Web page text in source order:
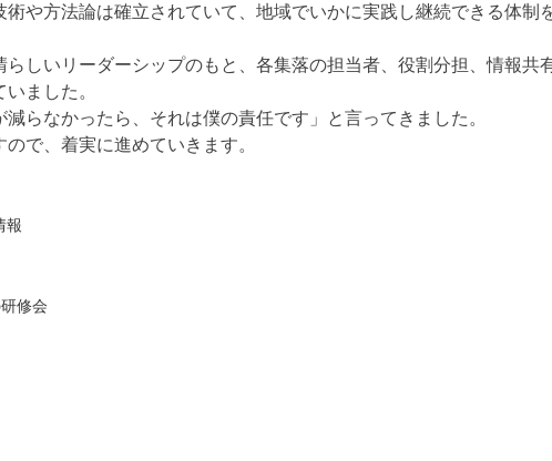
や方法論は確立されていて、地域でいかに実践し継続できる体制
らしいリーダーシップのもと、各集落の担当者、役割分担、情報共
ました。
らなかったら、それは僕の責任です」と言ってきました。
で、着実に進めていきます。
報
修会